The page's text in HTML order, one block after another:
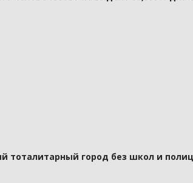
тоталитарный город без школ и